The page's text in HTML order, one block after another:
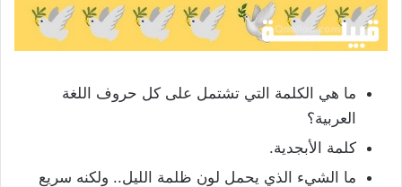
ما هي الكلمة التي تشتمل على كل حروف اللغة
العربية؟
كلمة الأبجدية.
ما الشيء الذي يحمل لون ظلمة الليل.. ولكنه سريع